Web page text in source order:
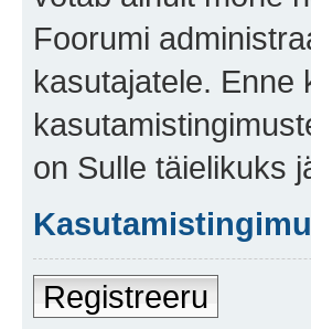
Foorumi
kasutajatele. Enne
on Sulle täielikuks
Registreeru